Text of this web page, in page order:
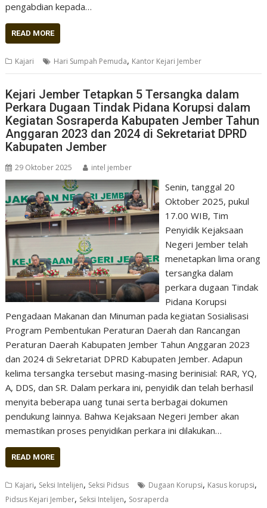
pengabdian kepada…
READ MORE
Kajari Hari Sumpah Pemuda, Kantor Kejari Jember
Kejari Jember Tetapkan 5 Tersangka dalam
Perkara Dugaan Tindak Pidana Korupsi dalam
Kegiatan Sosraperda Kabupaten Jember Tahun
Anggaran 2023 dan 2024 di Sekretariat DPRD
Kabupaten Jember
29 Oktober 2025 intel jember
Senin, tanggal 20
Oktober 2025, pukul
17.00 WIB, Tim
Penyidik Kejaksaan
Negeri Jember telah
menetapkan lima orang
tersangka dalam
perkara dugaan Tindak
Pidana Korupsi
Pengadaan Makanan dan Minuman pada kegiatan Sosialisasi
Program Pembentukan Peraturan Daerah dan Rancangan
Peraturan Daerah Kabupaten Jember Tahun Anggaran 2023
dan 2024 di Sekretariat DPRD Kabupaten Jember. Adapun
kelima tersangka tersebut masing-masing berinisial: RAR, YQ,
A, DDS, dan SR. Dalam perkara ini, penyidik dan telah berhasil
menyita beberapa uang tunai serta berbagai dokumen
pendukung lainnya. Bahwa Kejaksaan Negeri Jember akan
memastikan proses penyidikan perkara ini dilakukan…
READ MORE
Kajari, Seksi Intelijen, Seksi Pidsus Dugaan Korupsi, Kasus korupsi,
Pidsus Kejari Jember, Seksi Intelijen, Sosraperda